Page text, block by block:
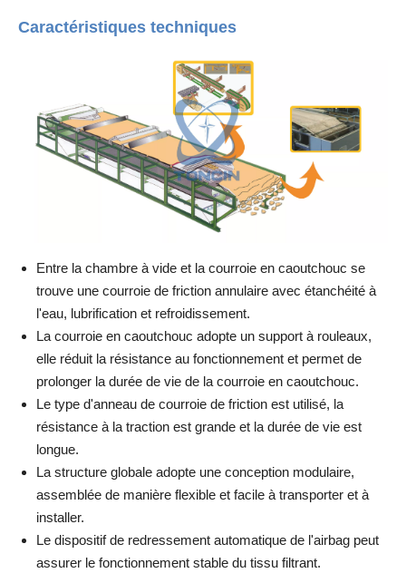
Caractéristiques techniques
Entre la chambre à vide et la courroie en caoutchouc se
trouve une courroie de friction annulaire avec étanchéité à
l'eau, lubrification et refroidissement.
La courroie en caoutchouc adopte un support à rouleaux,
elle réduit la résistance au fonctionnement et permet de
prolonger la durée de vie de la courroie en caoutchouc.
Le type d'anneau de courroie de friction est utilisé, la
résistance à la traction est grande et la durée de vie est
longue.
La structure globale adopte une conception modulaire,
assemblée de manière flexible et facile à transporter et à
installer.
Le dispositif de redressement automatique de l'airbag peut
assurer le fonctionnement stable du tissu filtrant.